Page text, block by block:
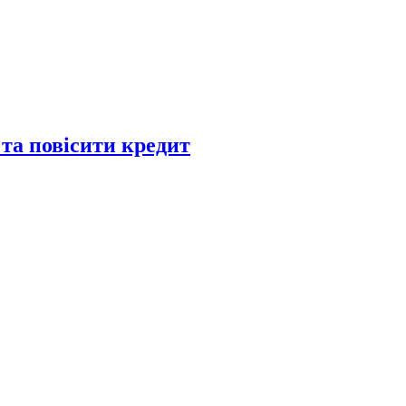
повісити кредит